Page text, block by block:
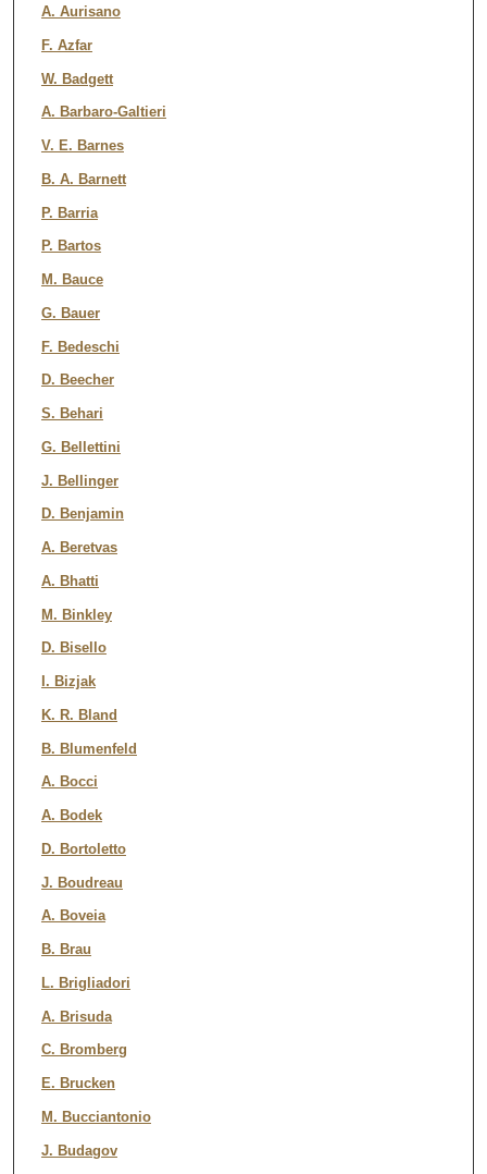
A. Aurisano
F. Azfar
W. Badgett
A. Barbaro-Galtieri
V. E. Barnes
B. A. Barnett
P. Barria
P. Bartos
M. Bauce
G. Bauer
F. Bedeschi
D. Beecher
S. Behari
G. Bellettini
J. Bellinger
D. Benjamin
A. Beretvas
A. Bhatti
M. Binkley
D. Bisello
I. Bizjak
K. R. Bland
B. Blumenfeld
A. Bocci
A. Bodek
D. Bortoletto
J. Boudreau
A. Boveia
B. Brau
L. Brigliadori
A. Brisuda
C. Bromberg
E. Brucken
M. Bucciantonio
J. Budagov